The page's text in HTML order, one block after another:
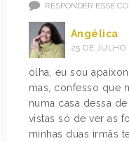
RESPONDER ESSE
Angélica
25 DE
olha, eu sou
mas, confesso que
numa casa dessa
vistas só de ver as
minhas duas irmãs